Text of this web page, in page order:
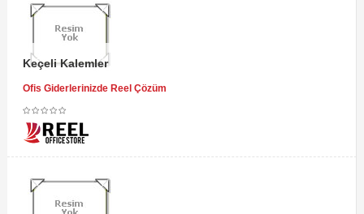
Keçeli Kalemler
Ofis Giderlerinizde Reel Çözüm